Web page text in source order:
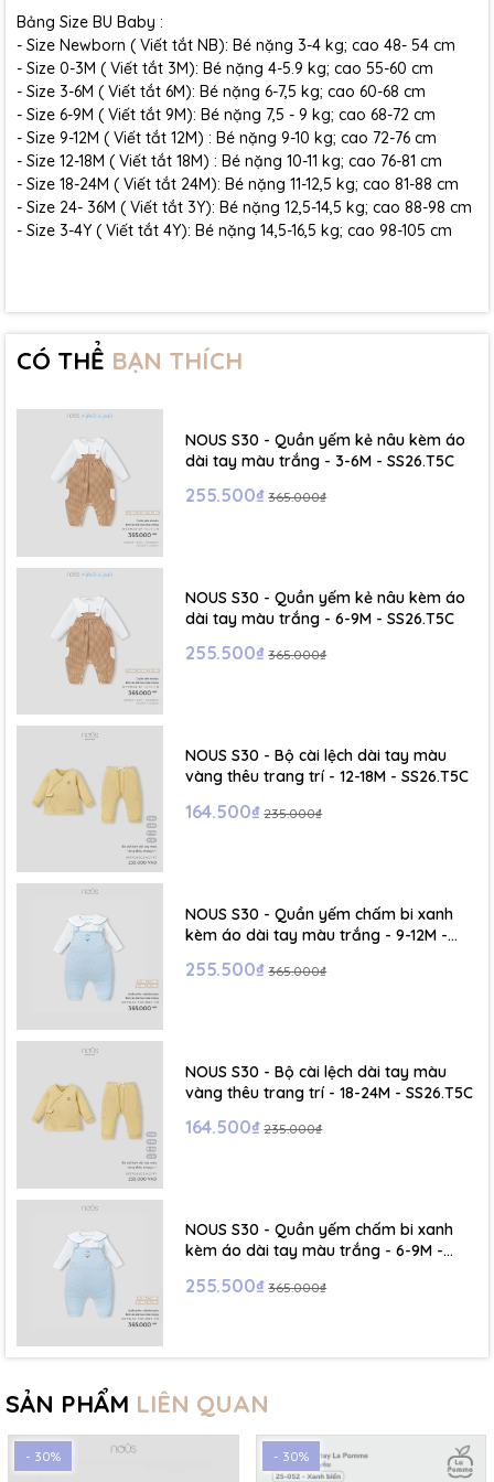
Bảng Size BU Baby :
- Size Newborn ( Viết tắt NB): Bé nặng 3-4 kg; cao 48- 54 cm
- Size 0-3M ( Viết tắt 3M): Bé nặng 4-5.9 kg; cao 55-60 cm
- Size 3-6M ( Viết tắt 6M): Bé nặng 6-7,5 kg; cao 60-68 cm
- Size 6-9M ( Viết tắt 9M): Bé nặng 7,5 - 9 kg; cao 68-72 cm
- Size 9-12M ( Viết tắt 12M) : Bé nặng 9-10 kg; cao 72-76 cm
- Size 12-18M ( Viết tắt 18M) : Bé nặng 10-11 kg; cao 76-81 cm
- Size 18-24M ( Viết tắt 24M): Bé nặng 11-12,5 kg; cao 81-88 cm
- Size 24- 36M ( Viết tắt 3Y): Bé nặng 12,5-14,5 kg; cao 88-98 cm
- Size 3-4Y ( Viết tắt 4Y): Bé nặng 14,5-16,5 kg; cao 98-105 cm
CÓ THỂ BẠN THÍCH
NOUS S30 - Quần yếm kẻ nâu kèm áo
dài tay màu trắng - 3-6M - SS26.T5C
255.500₫ 365.000₫
NOUS S30 - Quần yếm kẻ nâu kèm áo
dài tay màu trắng - 6-9M - SS26.T5C
255.500₫ 365.000₫
NOUS S30 - Bộ cài lệch dài tay màu
vàng thêu trang trí - 12-18M - SS26.T5C
164.500₫ 235.000₫
NOUS S30 - Quần yếm chấm bi xanh
kèm áo dài tay màu trắng - 9-12M -
255.500₫ 365.000₫
NOUS S30 - Bộ cài lệch dài tay màu
vàng thêu trang trí - 18-24M - SS26.T5C
164.500₫ 235.000₫
NOUS S30 - Quần yếm chấm bi xanh
kèm áo dài tay màu trắng - 6-9M -
255.500₫ 365.000₫
SẢN PHẨM LIÊN QUAN
- 30% - 30%